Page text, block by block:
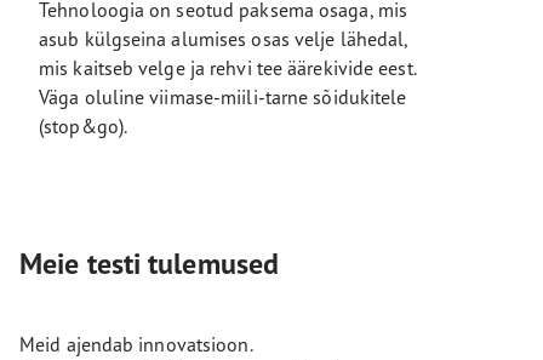
Tehnoloogia on seotud paksema osaga, mis
asub külgseina alumises osas velje lähedal,
mis kaitseb velge ja rehvi tee äärekivide eest.
Väga oluline viimase-miili-tarne sõidukitele
(stop&go).
Meie testi tulemused
Meid ajendab innovatsioon.